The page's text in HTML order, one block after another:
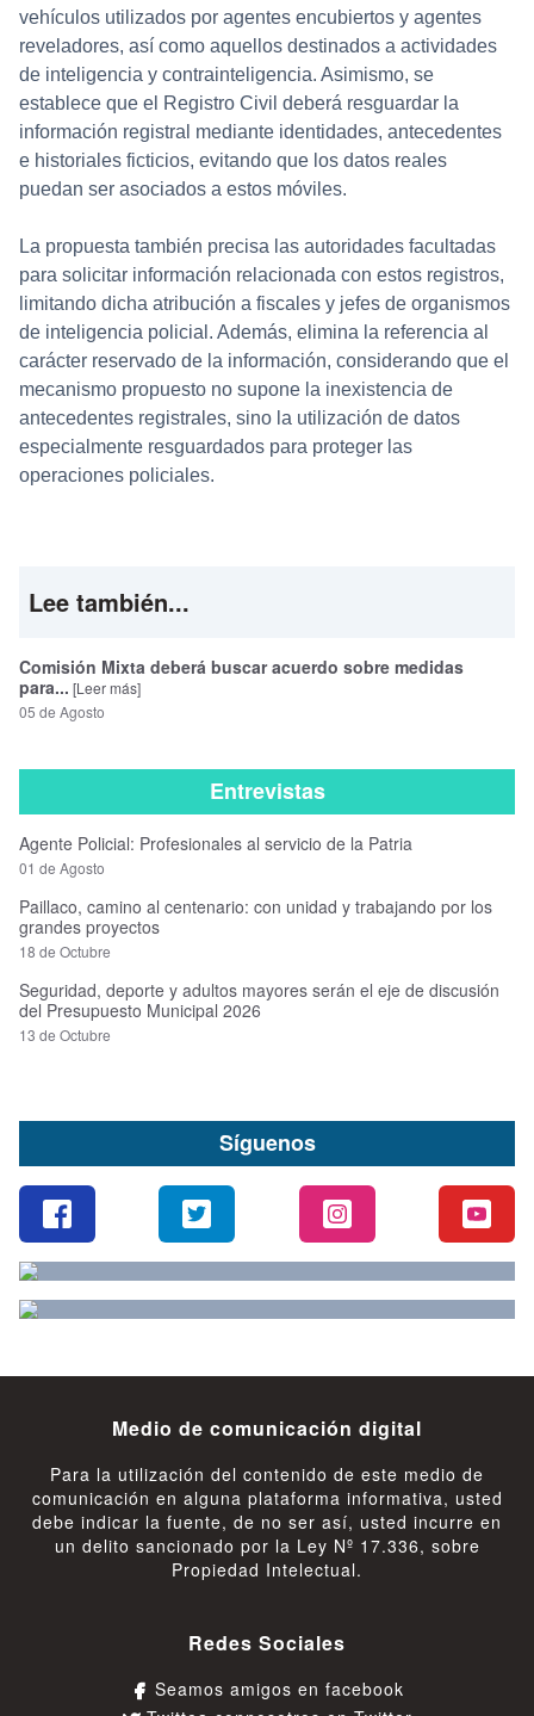
vehículos utilizados por agentes encubiertos y agentes
reveladores, así como aquellos destinados a actividades
de inteligencia y contrainteligencia. Asimismo, se
establece que el Registro Civil deberá resguardar la
información registral mediante identidades, antecedentes
e historiales ficticios, evitando que los datos reales
puedan ser asociados a estos móviles.
La propuesta también precisa las autoridades facultadas
para solicitar información relacionada con estos registros,
limitando dicha atribución a fiscales y jefes de organismos
de inteligencia policial. Además, elimina la referencia al
carácter reservado de la información, considerando que el
mecanismo propuesto no supone la inexistencia de
antecedentes registrales, sino la utilización de datos
especialmente resguardados para proteger las
operaciones policiales.
Lee también...
Comisión Mixta deberá buscar acuerdo sobre medidas
para... [Leer más]
05 de Agosto
Entrevistas
Agente Policial: Profesionales al servicio de la Patria
01 de Agosto
Paillaco, camino al centenario: con unidad y trabajando por los
grandes proyectos
18 de Octubre
Seguridad, deporte y adultos mayores serán el eje de discusión
del Presupuesto Municipal 2026
13 de Octubre
Síguenos
Medio de comunicación digital
Para la utilización del contenido de este medio de
comunicación en alguna plataforma informativa, usted
debe indicar la fuente, de no ser así, usted incurre en
un delito sancionado por la Ley Nº 17.336, sobre
Propiedad Intelectual.
Redes Sociales
Seamos amigos en facebook